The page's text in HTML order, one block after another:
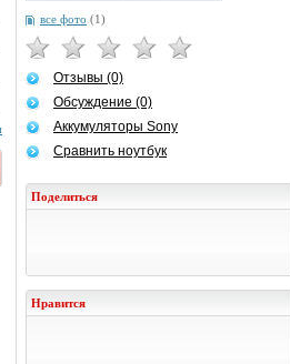
все фото (1)
Отзывы (0)
Обсуждение (0)
Аккумуляторы Sony
Сравнить ноутбук
Поделиться
Нравится